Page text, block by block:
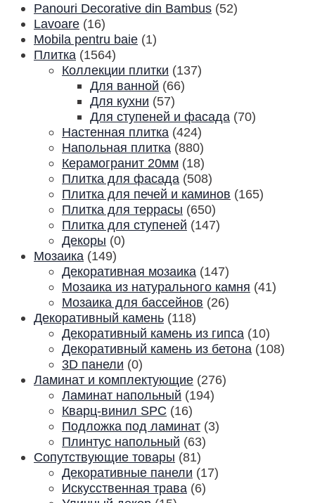
Panouri Decorative din Bambus (52)
Lavoare (16)
Mobila pentru baie (1)
Плитка (1564)
Коллекции плитки (137)
Для ванной (66)
Для кухни (57)
Для ступеней и фасада (70)
Настенная плитка (424)
Напольная плитка (880)
Керамогранит 20мм (18)
Плитка для фасада (508)
Плитка для печей и каминов (165)
Плитка для террасы (650)
Плитка для ступеней (147)
Декоры (0)
Мозаика (149)
Декоративная мозаика (147)
Мозаика из натурального камня (41)
Мозаика для бассейнов (26)
Декоративный камень (118)
Декоративный камень из гипса (10)
Декоративный камень из бетона (108)
3D панели (0)
Ламинат и комплектующие (276)
Ламинат напольный (194)
Кварц-винил SPC (16)
Подложка под ламинат (3)
Плинтус напольный (63)
Сопутствующие товары (81)
Декоративные панели (17)
Искусственная трава (6)